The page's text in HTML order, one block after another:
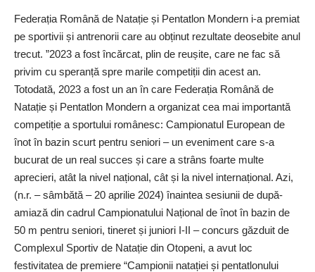
Federația Română de Natație și Pentatlon Mondern i-a premiat
pe sportivii și antrenorii care au obținut rezultate deosebite anul
trecut. ”2023 a fost încărcat, plin de reușite, care ne fac să
privim cu speranță spre marile competiții din acest an.
Totodată, 2023 a fost un an în care Federația Română de
Natație și Pentatlon Mondern a organizat cea mai importantă
competiție a sportului românesc: Campionatul European de
înot în bazin scurt pentru seniori – un eveniment care s-a
bucurat de un real succes și care a strâns foarte multe
aprecieri, atât la nivel național, cât și la nivel internațional. Azi,
(n.r. – sâmbătă – 20 aprilie 2024) înaintea sesiunii de după-
amiază din cadrul Campionatului Național de înot în bazin de
50 m pentru seniori, tineret și juniori I-II – concurs găzduit de
Complexul Sportiv de Natație din Otopeni, a avut loc
festivitatea de premiere “Campionii natației și pentatlonului